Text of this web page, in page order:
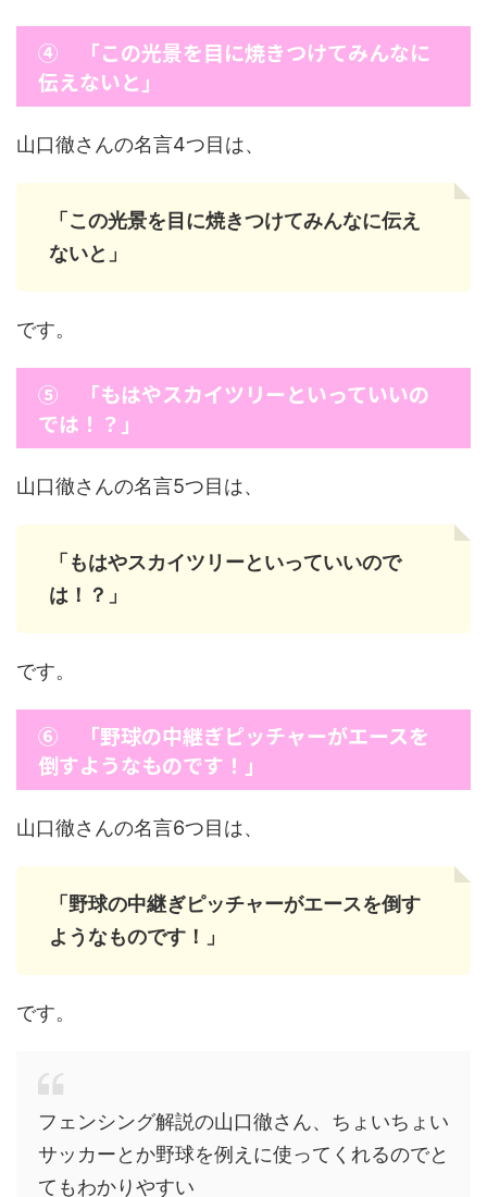
④ 「この光景を目に焼きつけてみんなに
伝えないと」
山口徹さんの名言4つ目は、
「この光景を目に焼きつけてみんなに伝え
ないと」
です。
⑤ 「もはやスカイツリーといっていいの
では！？」
山口徹さんの名言5つ目は、
「もはやスカイツリーといっていいので
は！？」
です。
⑥ 「野球の中継ぎピッチャーがエースを
倒すようなものです！」
山口徹さんの名言6つ目は、
「野球の中継ぎピッチャーがエースを倒す
ようなものです！」
です。
フェンシング解説の山口徹さん、ちょいちょい
サッカーとか野球を例えに使ってくれるのでと
てもわかりやすい